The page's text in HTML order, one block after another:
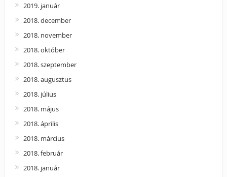
2019. január
2018. december
2018. november
2018. október
2018. szeptember
2018. augusztus
2018. július
2018. május
2018. április
2018. március
2018. február
2018. január